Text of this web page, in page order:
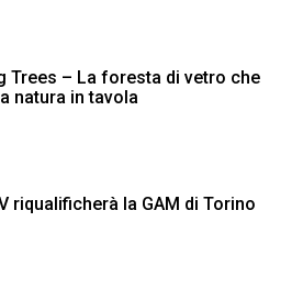
Trees – La foresta di vetro che
natura in tavola
riqualificherà la GAM di Torino